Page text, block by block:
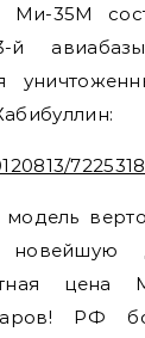
Ми-35М
й
РФ